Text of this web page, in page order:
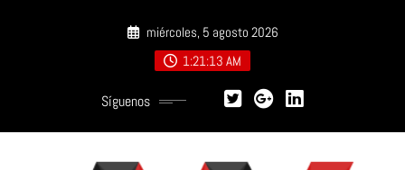
miércoles, 5 agosto 2026
1:21:14 AM
Síguenos